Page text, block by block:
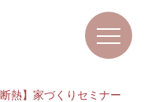
断熱】家づくりセミナー